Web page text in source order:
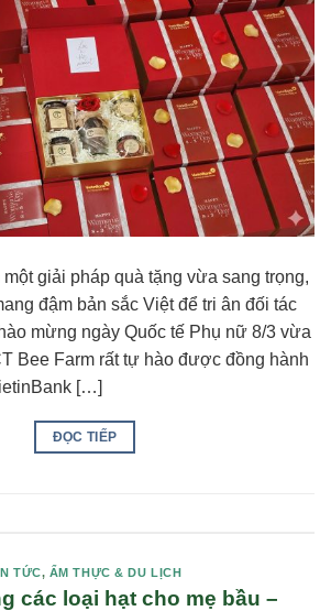
giải pháp quà tặng vừa sang trọng,
đậm bản sắc Việt để tri ân đối tác
mừng ngày Quốc tế Phụ nữ 8/3 vừa
Bee Farm rất tự hào được đồng hành
[…]
ĐỌC TIẾP
TỨC, ẨM THỰC & DU LỊCH
các loại hạt cho mẹ bầu –